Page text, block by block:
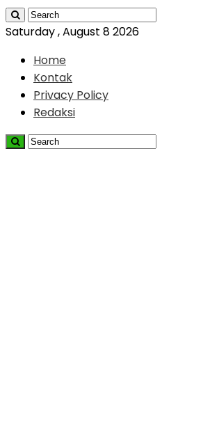
Saturday , August 8 2026
Home
Kontak
Privacy Policy
Redaksi